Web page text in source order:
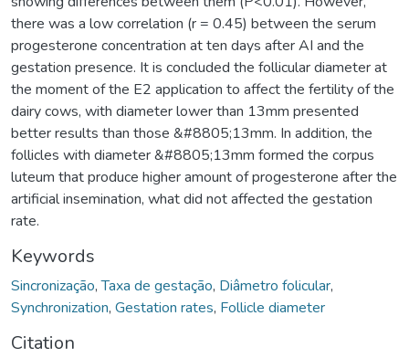
there was a low correlation (r = 0.45) between the serum
progesterone concentration at ten days after AI and the
gestation presence. It is concluded the follicular diameter at
the moment of the E2 application to affect the fertility of the
dairy cows, with diameter lower than 13mm presented
better results than those &#8805;13mm. In addition, the
follicles with diameter &#8805;13mm formed the corpus
luteum that produce higher amount of progesterone after the
artificial insemination, what did not affected the gestation
rate.
Keywords
Sincronização,Taxa de gestação, Diâmetro folicular,
Synchronization, Gestation rates, Follicle diameter
Citation